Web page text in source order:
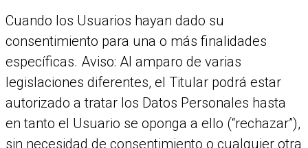
Cuando los Usuarios hayan dado su
consentimiento para una o más finalidades
específicas. Aviso: Al amparo de varias
legislaciones diferentes, el Titular podrá estar
autorizado a tratar los Datos Personales hasta
en tanto el Usuario se oponga a ello (“rechazar”),
sin necesidad de consentimiento o cualquier otra